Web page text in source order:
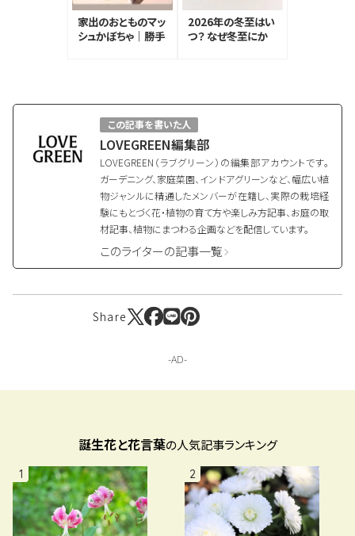
家出のおとものマッ
シュかぼちゃ｜勝手
2026年の冬至はい
つ？ なぜ冬至にか
この記事を書いた人
LOVEGREEN編集部
LOVEGREEN（ラブグリーン）の編集部アカウントです。
ガーデニング、家庭菜園、インドアグリーンなど、幅広い植
物ジャンルに精通したメンバーが在籍し、実際の栽培経
験にもとづく花・植物の育て方や楽しみ方記事、お庭の取
材記事、植物にまつわる企画などを配信しています。
このライターの記事一覧
Share
誕生花と花言葉の人気記事ランキング
1 2